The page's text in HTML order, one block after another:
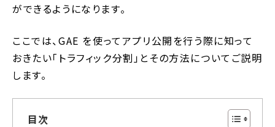
ができるようになります。
ここでは、GAE を使ってアプリ公開を行う際に知って
おきたい「トラフィック分割」とその方法についてご説明
します。
目次